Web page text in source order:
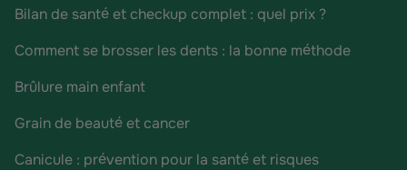
Bilan de santé et checkup complet : quel prix ?
Comment se brosser les dents : la bonne méthode
Brûlure main enfant
Grain de beauté et cancer
Canicule : prévention pour la santé et risques